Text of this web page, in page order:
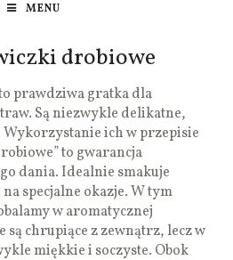
MENU
drobiowe
prawdziwa gratka dla
Są niezwykle delikatne,
Wykorzystanie ich w przepisie
to gwarancja
dania. Idealnie smakuje
specjalne okazje. W tym
w aromatycznej
są chrupiące z zewnątrz, lecz w
miękkie i soczyste. Obok